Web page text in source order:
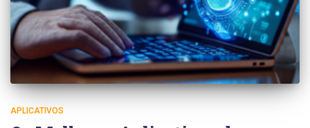
APLICATIVOS